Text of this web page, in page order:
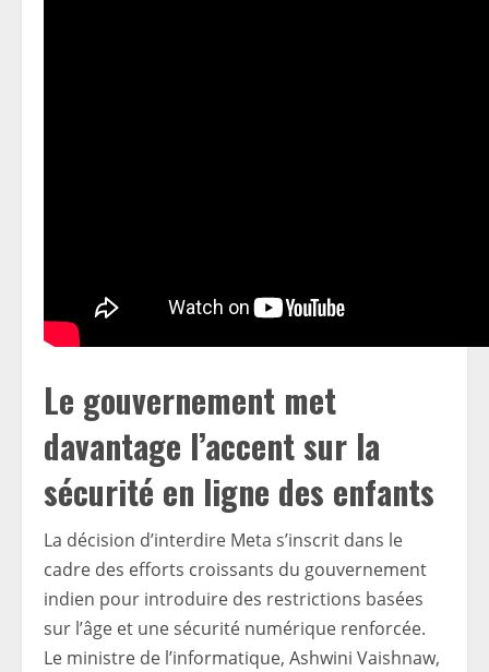
Le gouvernement met
davantage l’accent sur la
sécurité en ligne des enfants
La décision d’interdire Meta s’inscrit dans le
cadre des efforts croissants du gouvernement
indien pour introduire des restrictions basées
sur l’âge et une sécurité numérique renforcée.
Le ministre de l’informatique, Ashwini Vaishnaw,